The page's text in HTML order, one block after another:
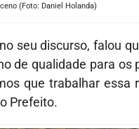
(Foto: Daniel Holanda)
seu discurso, falou
de qualidade para os
que trabalhar essa
Prefeito.